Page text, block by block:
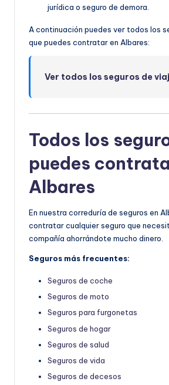
jurídica o seguro de demora.
A continuación puedes ver todos los
que puedes contratar en Albares:
Ver todos los seguros de
Todos los
puedes
Albares
En nuestra correduría de seguros en
contratar cualquier seguro que
compañía ahorrándote mucho dinero.
Seguros más frecuentes:
Seguros de coche
Seguros de moto
Seguros para furgonetas
Seguros de hogar
Seguros de salud
Seguros de vida
Seguros de decesos